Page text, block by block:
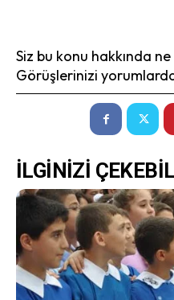
Siz bu konu hakkında
Görüşlerinizi